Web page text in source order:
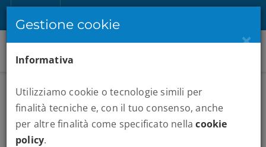
Gestione cookie
×
Informativa
Utilizziamo cookie o tecnologie simili per
finalità tecniche e, con il tuo consenso, anche
per altre finalità come specificato nellacookie
policy.